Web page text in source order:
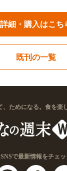
詳細・購入はこち
既刊の一覧
、ためになる。食を楽
SNSで最新情報をチェッ